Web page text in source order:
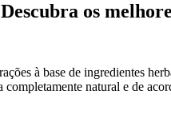
os
à base de ingredientes
completamente natural e de